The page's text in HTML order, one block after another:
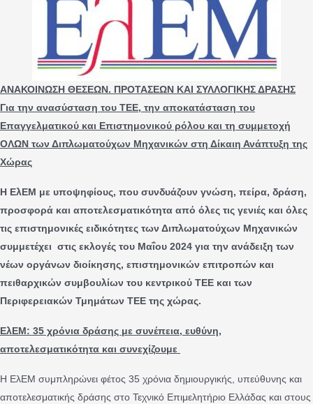
ΑΝΑΚΟΙΝΩΣΗ ΘΕΣΕΩΝ. ΠΡΟΤΑΣΕΩΝ ΚΑΙ ΣΥΛΛΟΓΙΚΗΣ ΔΡΑΣΗΣ
Για την ανασύσταση του TEE, την αποκατάσταση του
Επαγγελματικού και Επιστημονικού ρόλου και τη συμμετοχή
ΟΛΩΝ των Διπλωματούχων Μηχανικών στη Δίκαιη Ανάπτυξη της
Χώρας
Η ΕλΕΜ με υποψηφίους, που συνδυάζουν γνώση, πείρα, δράση,
προσφορά και αποτελεσματικότητα από όλες τις γενιές και όλες
τις επιστημονικές ειδικότητες των Διπλωματούχων Μηχανικών
συμμετέχει στις εκλογές του Μαΐου 2024 για την ανάδειξη των
νέων οργάνων διοίκησης, επιστημονικών επιτροπών και
πειθαρχικών συμβουλίων του κεντρικού ΤΕΕ και των
Περιφερειακών Τμημάτων ΤΕΕ της χώρας.
ΕλΕΜ: 35 χρόνια δράσης με συνέπεια, ευθύνη,
αποτελεσματικότητα και συνεχίζουμε
Η ΕλΕΜ συμπληρώνει φέτος 35 χρόνια δημιουργικής, υπεύθυνης και
αποτελεσματικής δράσης στο Τεχνικό Επιμελητήριο Ελλάδας και στους